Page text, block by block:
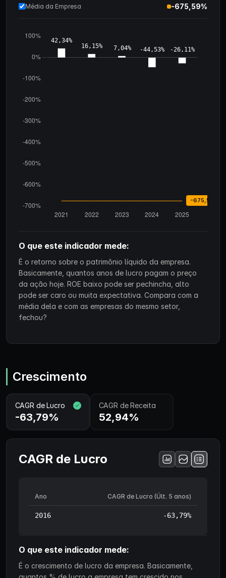
Média da Empresa -675,59%
O que este indicador mede:
É o retorno sobre o patrimônio líquido da empresa.
Basicamente, quantos anos de lucro pagam o preço
da ação hoje. ROE baixo pode ser pechincha, alto
pode ser caro ou muita expectativa. Compara com a
média dela e com as empresas do mesmo setor,
fechou?
Crescimento
CAGR de Lucro
-63,79%
CAGR de Receita
52,94%
CAGR de Lucro
Ano CAGR de Lucro (Últ. 5 anos)
2016 -63,79%
O que este indicador mede:
É o crescimento de lucro da empresa. Basicamente,